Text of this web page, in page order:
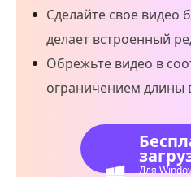
Сделайте свое видео
делает встроенный
Обрежьте видео в
ограничением длины
Для